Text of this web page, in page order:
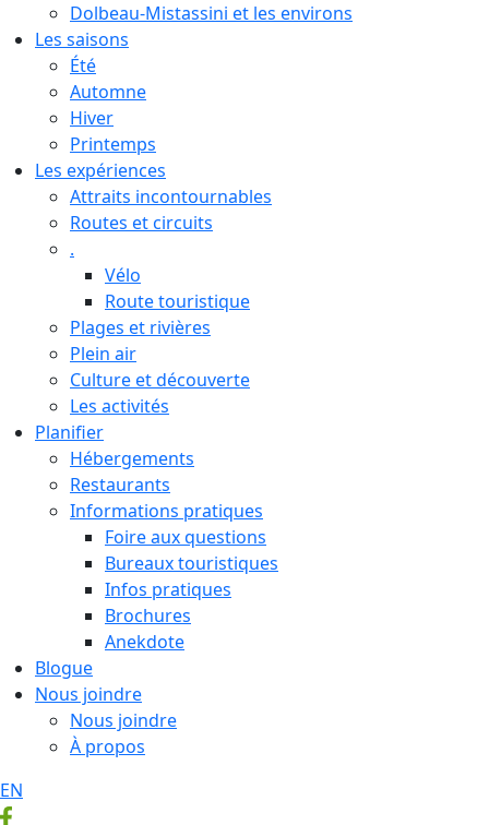
Dolbeau-Mistassini et les environs
Les saisons
Été
Automne
Hiver
Printemps
Les expériences
Attraits incontournables
Routes et circuits
.
Vélo
Route touristique
Plages et rivières
Plein air
Culture et découverte
Les activités
Planifier
Hébergements
Restaurants
Informations pratiques
Foire aux questions
Bureaux touristiques
Infos pratiques
Brochures
Anekdote
Blogue
Nous joindre
Nous joindre
À propos
EN